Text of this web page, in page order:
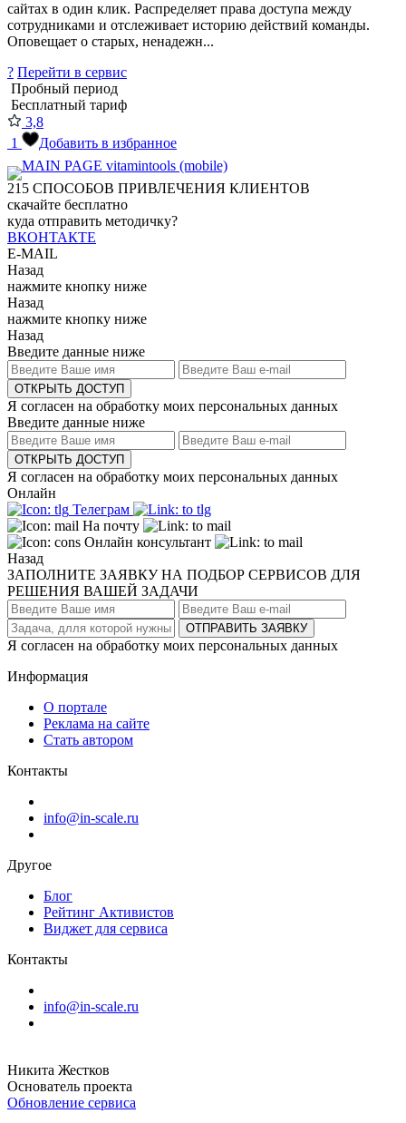
сайтах в один клик. Распределяет права доступа между
сотрудниками и отслеживает историю действий команды.
Оповещает о старых, ненадежн...
? Перейти в сервис
Пробный период
Бесплатный тариф
3,8
1
Добавить в избранное
215 СПОСОБОВ ПРИВЛЕЧЕНИЯ КЛИЕНТОВ
скачайте бесплатно
куда отправить методичку?
ВКОНТАКТЕ
E-MAIL
Назад
нажмите кнопку ниже
Назад
нажмите кнопку ниже
Назад
Введите данные ниже
ОТКРЫТЬ ДОСТУП
Я согласен на обработку моих персональных данных
Введите данные ниже
ОТКРЫТЬ ДОСТУП
Я согласен на обработку моих персональных данных
Онлайн
Телеграм
На почту
Онлайн консультант
Назад
ЗАПОЛНИТЕ ЗАЯВКУ НА ПОДБОР СЕРВИСОВ ДЛЯ
РЕШЕНИЯ ВАШЕЙ ЗАДАЧИ
ОТПРАВИТЬ ЗАЯВКУ
Я согласен на обработку моих персональных данных
Информация
О портале
Реклама на сайте
Стать автором
Контакты
info@in-scale.ru
Другое
Блог
Рейтинг Активистов
Виджет для сервиса
Контакты
info@in-scale.ru
Никита Жестков
Основатель проекта
Обновление сервиса